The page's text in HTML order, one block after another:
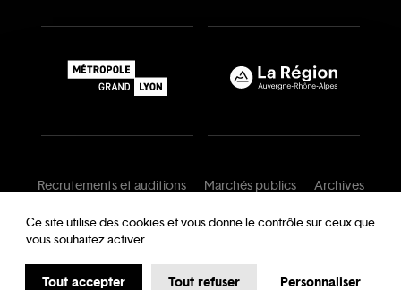
Recrutements et auditions Marchés publics
Archives
Mentions légales
Conditions générales
Charte de modération
Protection des données
Ce site utilise des cookies et vous donne le contrôle sur ceux que
vous souhaitez activer
Tout accepter Tout refuser Personnaliser